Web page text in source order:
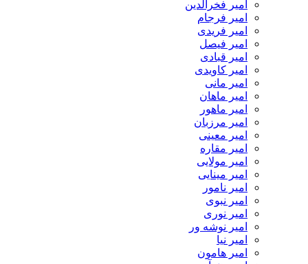
امیر فخرالدین
امیر فرجام
امیر فریدی
امیر فیصل
امیر قبادی
امیر کاویدی
امیر مانی
امیر ماهان
امیر ماهور
امیر مرزبان
امیر معینی
امیر مقاره
امیر مولایی
امیر مینایی
امیر نامور
امیر نبوی
امیر نوری
امیر نوشه ور
امیر نیا
امیر هامون